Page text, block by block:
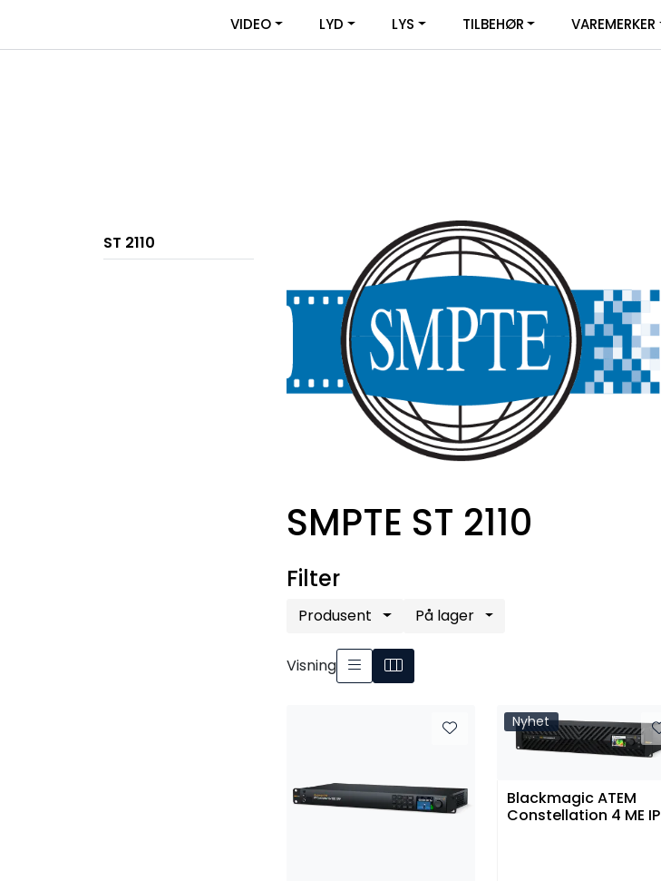
OM VIDEOUTSTYR | KONTAKT OSS SERVICE | FACEBOOK
VIDEO LYD LYS TILBEHØR VAREMERKER
ST 2110
SMPTE ST 2110
Filter
Produsent På lager
Visning
Nyhet
Blackmagic ATEM
Constellation 4 ME IP